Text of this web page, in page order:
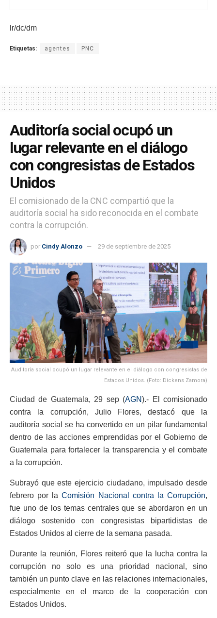
lr/dc/dm
Etiquetas: agentes PNC
Auditoría social ocupó un
lugar relevante en el diálogo
con congresistas de Estados
Unidos
El comisionado de la CNC compartió que la
auditoría social ha sido reconocida en el combate
contra la corrupción.
por Cindy Alonzo 29 de septiembre de 2025
Auditoría social ocupó un lugar relevante en el diálogo con congresistas de
Estados Unidos. (Foto: Dickens Zamora)
Ciudad de Guatemala, 29 sep (AGN).- El comisionado
contra la corrupción, Julio Flores, destacó que la
auditoría social se ha convertido en un pilar fundamental
dentro de las acciones emprendidas por el Gobierno de
Guatemala para fortalecer la transparencia y el combate
a la corrupción.
Subrayó que este ejercicio ciudadano, impulsado desde
febrero por laComisión Nacional contra la Corrupción,
fue uno de los temas centrales que se abordaron en un
diálogo sostenido con congresistas bipartidistas de
Estados Unidos al cierre de la semana pasada.
Durante la reunión, Flores reiteró que la lucha contra la
corrupción no solo es una prioridad nacional, sino
también un punto clave en las relaciones internacionales,
especialmente en el marco de la cooperación con
Estados Unidos.